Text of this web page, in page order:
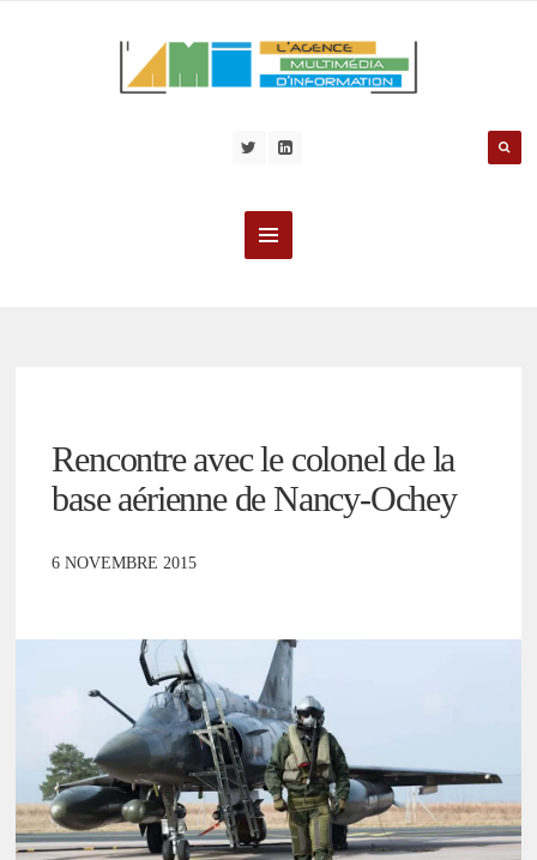
Rencontre avec le colonel de la
base aérienne de Nancy-Ochey
6 NOVEMBRE 2015